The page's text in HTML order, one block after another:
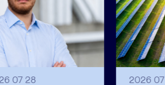
07 28 2026